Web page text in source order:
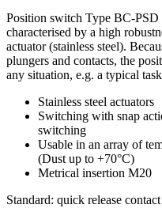
Position switch Type BC-
characterised by a high
actuator (stainless steel).
plungers and contacts, the
any situation, e.g. a typical
Stainless steel actuators
Switching with snap
switching
Usable in an array of
(Dust up to +70°C)
Metrical insertion M20
Standard: quick release